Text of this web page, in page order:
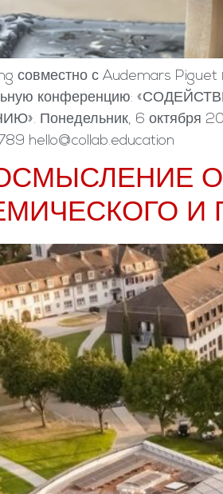
совместно с Audemars
конференцию:
Понедельник, 6 октября
hello@collab.education
И